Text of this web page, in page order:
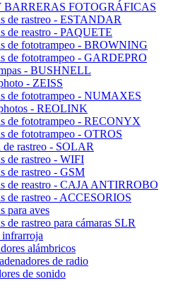
BARRERAS FOTOGRÁFICAS
de rastreo - ESTANDAR
de reastro - PAQUETE
de fototrampeo - BROWNING
de fototrampeo - GARDEPRO
- BUSHNELL
- ZEISS
de fototrampeo - NUMAXES
- REOLINK
de fototrampeo - RECONYX
de fototrampeo - OTROS
de rastreo - SOLAR
de rastreo - WIFI
de rastreo - GSM
de reastro - CAJA ANTIRROBO
de rastreo - ACCESORIOS
para aves
de rastreo para cámaras SLR
alámbricos
de radio
de sonido